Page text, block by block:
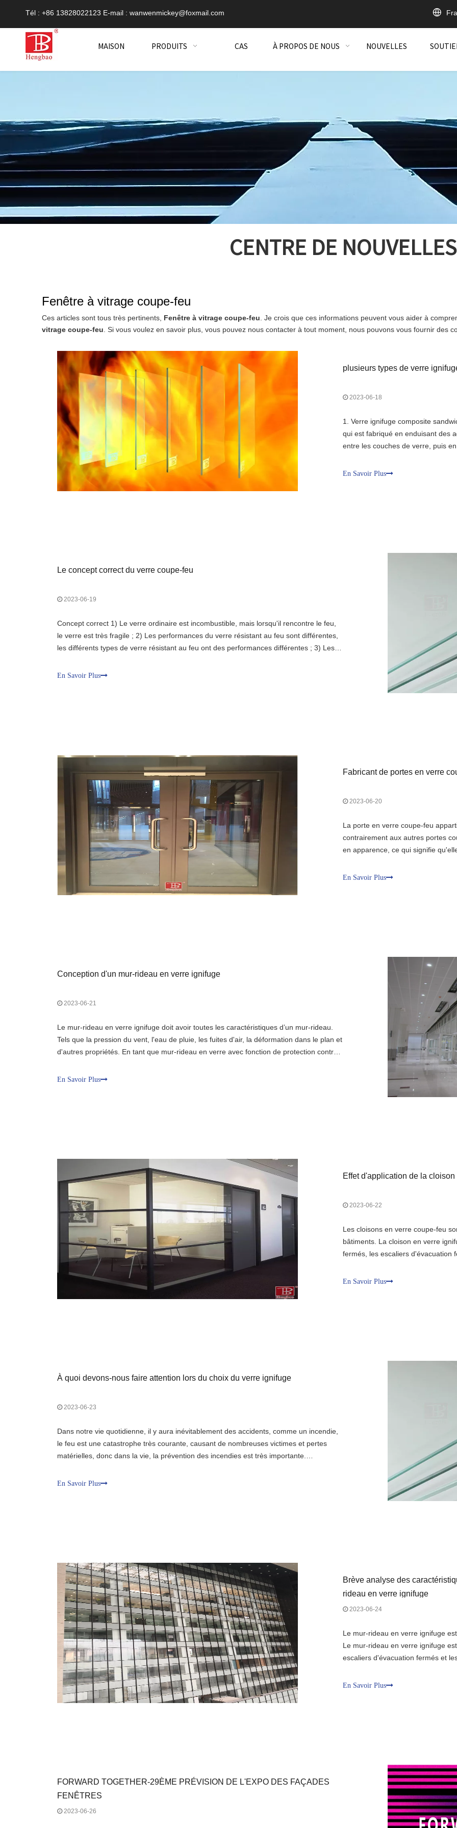
Tél : +86 13828022123 E-mail : wanwenmickey@foxmail.com
MAISON PRODUITS CAS À PROPOS DE NOUS NOUVELLES
CENTRE DE NOUVELLES
Fenêtre à vitrage coupe-feu
Ces articles sont tous très pertinents, Fenêtre à vitrage coupe-feu . Je crois que ces informations peuvent vous aider à
vitrage coupe-feu . Si vous voulez en savoir plus, vous pouvez nous contacter à tout moment, nous pouvons vous fournir des
plusieurs types de verre
2023-06-18
1. Verre ignifuge composite
qui est fabriqué en enduisant des
entre les couches de verre, puis
En Savoir Plus
Le concept correct du verre coupe-feu
2023-06-19
Concept correct 1) Le verre ordinaire est incombustible, mais lorsqu'il rencontre le feu,
le verre est très fragile ; 2) Les performances du verre résistant au feu sont différentes,
les différents types de verre résistant au feu ont des performances différentes ; 3) Les
En Savoir Plus
Fabricant de portes en verre
2023-06-20
La porte en verre coupe-feu
contrairement aux autres portes
en apparence, ce qui signifie
quelles sont les fonctions magiques
En Savoir Plus
Conception d'un mur-rideau en verre ignifuge
2023-06-21
Le mur-rideau en verre ignifuge doit avoir toutes les caractéristiques d’un mur-rideau.
Tels que la pression du vent, l'eau de pluie, les fuites d'air, la déformation dans le plan et
d'autres propriétés. En tant que mur-rideau en verre avec fonction de protection contre
contre l'incendie.
En Savoir Plus
Effet d'application de la
2023-06-22
Les cloisons en verre coupe-feu
bâtiments. La cloison en verre
fermés, les escaliers d'évacuation
certaine limite de résistance au feu,
En Savoir Plus
À quoi devons-nous faire attention lors du choix du verre ignifuge
2023-06-23
Dans notre vie quotidienne, il y aura inévitablement des accidents, comme un incendie,
le feu est une catastrophe très courante, causant de nombreuses victimes et pertes
matérielles, donc dans la vie, la prévention des incendies est très importante.
conséquence. Fire-pro
En Savoir Plus
Brève analyse des
rideau en verre ignifuge
2023-06-24
Le mur-rideau en verre ignifuge
Le mur-rideau en verre ignifuge
escaliers d'évacuation fermés et
certains sapins
En Savoir Plus
FORWARD TOGETHER-29ÈME PRÉVISION DE L'EXPO DES FAÇADES
FENÊTRES
2023-06-26